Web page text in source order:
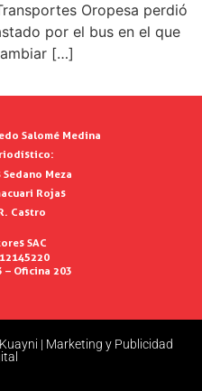
Oropesa perdió
por el bus en el que
[…]
Salomé Medina
Meza
Rojas
Castro
SAC
– Oficina 203
| Marketing y Publicidad